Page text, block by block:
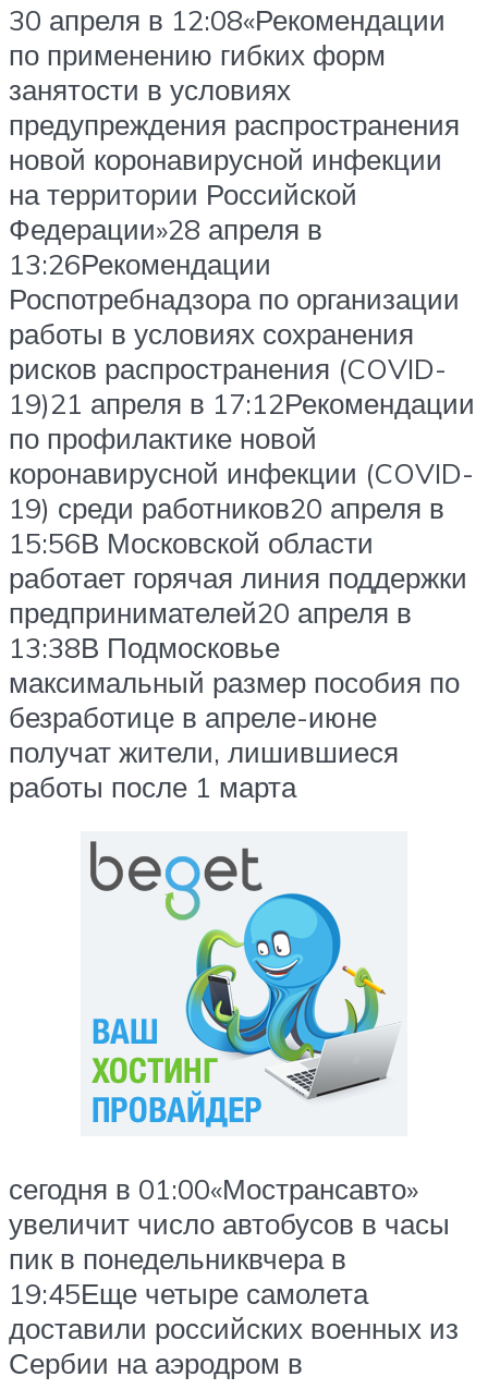
30 апреля в 12:08«Рекомендации
по применению гибких форм
занятости в условиях
предупреждения распространения
новой коронавирусной инфекции
на территории Российской
Федерации»28 апреля в
13:26Рекомендации
Роспотребнадзора по организации
работы в условиях сохранения
рисков распространения (COVID-
19)21 апреля в 17:12Рекомендации
по профилактике новой
коронавирусной инфекции (COVID-
19) среди работников20 апреля в
15:56В Московской области
работает горячая линия поддержки
предпринимателей20 апреля в
13:38В Подмосковье
максимальный размер пособия по
безработице в апреле-июне
получат жители, лишившиеся
работы после 1 марта
сегодня в 01:00«Мострансавто»
увеличит число автобусов в часы
пик в понедельниквчера в
19:45Еще четыре самолета
доставили российских военных из
Сербии на аэродром в